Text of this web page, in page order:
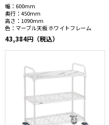
幅： 600mm
奥行： 450mm
高さ： 1090mm
色： マーブル天板 ホワイトフレーム
43,384円（税込）